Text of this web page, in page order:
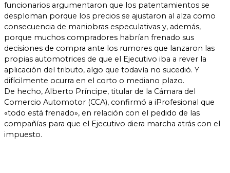
funcionarios argumentaron que los patentamientos se
desploman porque los precios se ajustaron al alza como
consecuencia de maniobras especulativas y, además,
porque muchos compradores habrían frenado sus
decisiones de compra ante los rumores que lanzaron las
propias automotrices de que el Ejecutivo iba a rever la
aplicación del tributo, algo que todavía no sucedió. Y
difícilmente ocurra en el corto o mediano plazo.
De hecho, Alberto Príncipe, titular de la Cámara del
Comercio Automotor (CCA), confirmó a iProfesional que
«todo está frenado», en relación con el pedido de las
compañías para que el Ejecutivo diera marcha atrás con el
impuesto.